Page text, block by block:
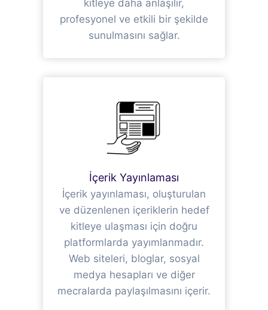
kitleye daha anlaşılır,
profesyonel ve etkili bir şekilde
sunulmasını sağlar.
İçerik Yayınlaması
İçerik yayınlaması, oluşturulan
ve düzenlenen içeriklerin hedef
kitleye ulaşması için doğru
platformlarda yayımlanmadır.
Web siteleri, bloglar, sosyal
medya hesapları ve diğer
mecralarda paylaşılmasını içerir.